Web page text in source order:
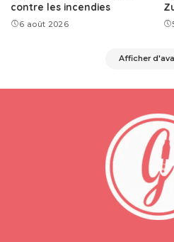
contre les incendies
6 août 2026
Afficher